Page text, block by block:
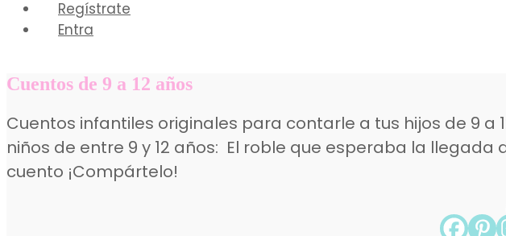
Regístrate
Entra
Cuentos de 9 a 12 años
Cuentos infantiles originales para contarle a tus hijos de 9
niños de entre 9 y 12 años: El roble que esperaba la llegada
cuento ¡Compártelo!